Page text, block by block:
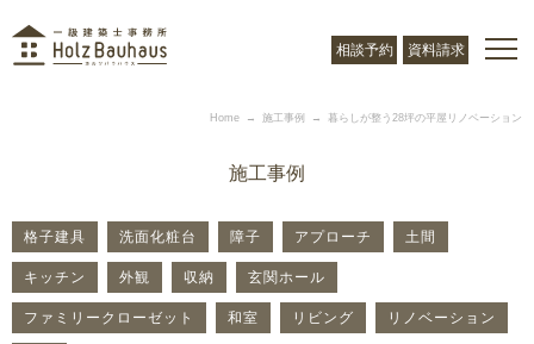
相談予約 資料請求
Home 施工事例 暮らしが整う28坪の平屋リノベーション
施工事例
格子建具 洗面化粧台 障子 アプローチ 土間
キッチン 外観 収納 玄関ホール
ファミリークローゼット 和室 リビング リノベーション